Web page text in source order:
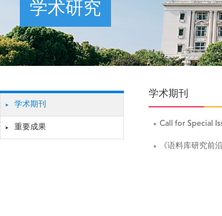
学术研究
学术期刊
重要成果
学术期刊
Call for Special
《语料库研究前